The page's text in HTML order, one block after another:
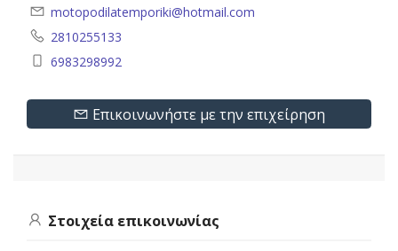
motopodilatemporiki@hotmail.com
2810255133
6983298992
Επικοινωνήστε με την επιχείρηση
Στοιχεία επικοινωνίας